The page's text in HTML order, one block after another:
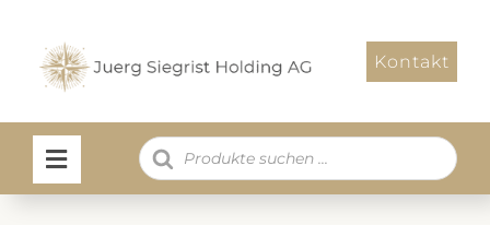
springen
Kontakt
Products
search